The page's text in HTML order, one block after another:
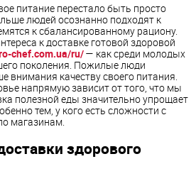
питание перестало быть просто
людей осознанно подходят к
к сбалансированному рациону.
к доставке готовой здоровой
chef.com.ua/ru/— как среди молодых
поколения. Пожилые люди
внимания качеству своего питания.
напрямую зависит от того, что мы
полезной еды значительно упрощает
тем, у кого есть сложности с
магазинам.
здорового